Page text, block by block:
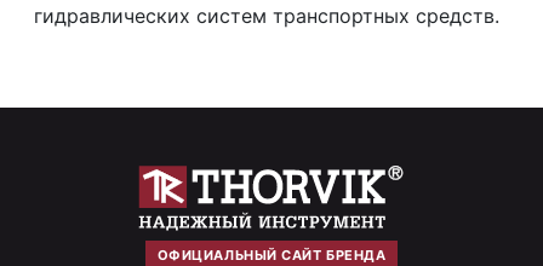
гидравлических систем транспортных средств.
ОФИЦИАЛЬНЫЙ САЙТ БРЕНДА